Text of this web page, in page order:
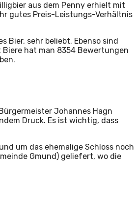
aus dem Penny erhielt mit
gutes Preis-Leistungs-Verhältnis
Bier, sehr beliebt. Ebenso sind
Biere hat man 8354 Bewertungen
Johannes Hagn
Druck. Es ist wichtig, dass
um das ehemalige Schloss noch
Gmund) geliefert, wo die